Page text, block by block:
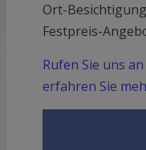
Ort-
Festpreis-
Rufen Sie uns
erfahren Sie